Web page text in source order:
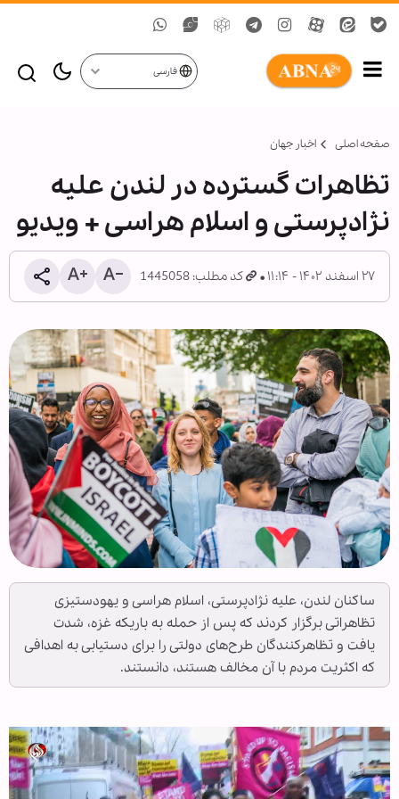
فارسی
صفحه اصلی اخبار جهان
تظاهرات گسترده در لندن علیه
نژادپرستی و اسلام هراسی + ویدیو
۲۷ اسفند ۱۴۰۲ - ۱۱:۱۴ کد مطلب: 1445058
ساکنان لندن، علیه نژادپرستی، اسلام هراسی و یهودستیزی
تظاهراتی برگزار کردند که پس از حمله به باریکه غزه، شدت
یافت و تظاهرکنندگان طرح‌های دولتی را برای دستیابی به اهدافی
که اکثریت مردم با آن مخالف هستند، دانستند.